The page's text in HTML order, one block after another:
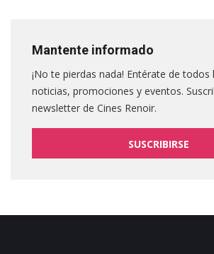
Mantente informado
¡No te pierdas nada! Entérate de
noticias, promociones y eventos.
newsletter de Cines Renoir.
SUSCRIBIRSE